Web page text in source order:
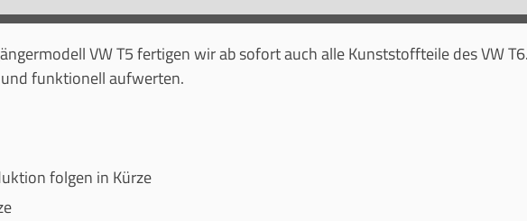
VW T5 fertigen wir ab sofort auch alle Kunststoffteile des VW
funktionell aufwerten.
folgen in Kürze